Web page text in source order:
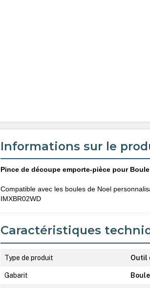
Informations sur le
Pince de découpe emporte-pièce pour
Compatible avec les boules de Noel
IMXBR02WD
Caractéristiques
Type de produit Outil
Gabarit